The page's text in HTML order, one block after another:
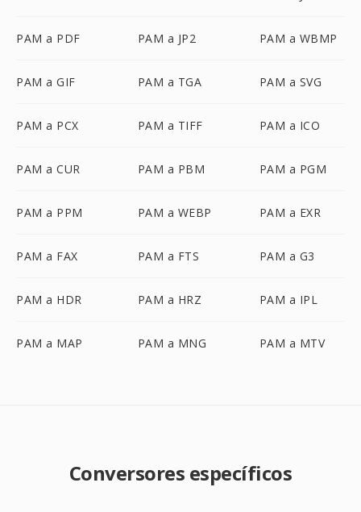
PAM a PDF PAM a JP2 PAM a WBMP
PAM a GIF PAM a TGA PAM a SVG
PAM a PCX PAM a TIFF PAM a ICO
PAM a CUR PAM a PBM PAM a PGM
PAM a PPM PAM a WEBP PAM a EXR
PAM a FAX PAM a FTS PAM a G3
PAM a HDR PAM a HRZ PAM a IPL
PAM a MAP PAM a MNG PAM a MTV
Conversores específicos